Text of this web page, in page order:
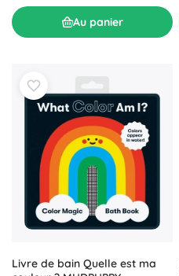
Au panier
Livre de bain Quelle est ma